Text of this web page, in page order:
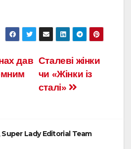
Сталеві жінки
чи «Жінки із
сталі»
дав
Super Lady Editorial Team